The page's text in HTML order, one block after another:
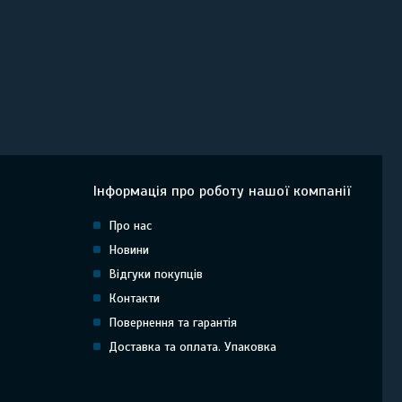
Інформація про роботу нашої компанії
Про нас
Новини
Відгуки покупців
Контакти
Повернення та гарантія
Доставка та оплата. Упаковка